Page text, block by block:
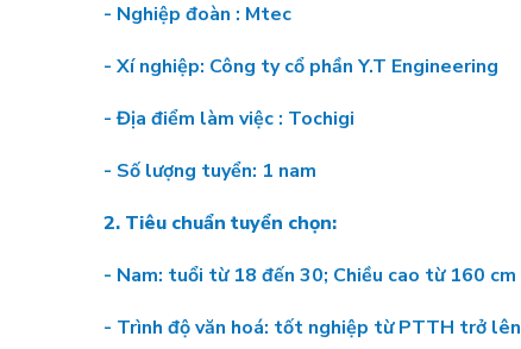
- Nghiệp đoàn : Mtec
- Xí nghiệp: Công ty cổ phần Y.T Engineering
- Địa điểm làm việc : Tochigi
- Số lượng tuyển: 1 nam
2. Tiêu chuẩn tuyển chọn:
- Nam: tuổi từ 18 đến 30; Chiều cao từ 160
- Trình độ văn hoá: tốt nghiệp từ PTTH trở